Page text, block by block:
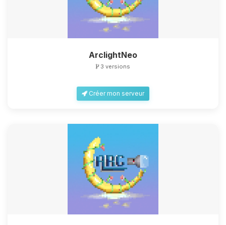
ArclightNeo
3 versions
Créer mon serveur